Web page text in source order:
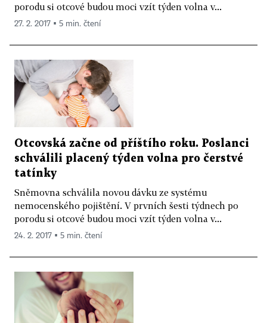
porodu si otcové budou moci vzít týden volna v...
27. 2. 2017 ▪ 5 min. čtení
Otcovská začne od příštího roku. Poslanci
schválili placený týden volna pro čerstvé
tatínky
Sněmovna schválila novou dávku ze systému
nemocenského pojištění. V prvních šesti týdnech po
porodu si otcové budou moci vzít týden volna v...
24. 2. 2017 ▪ 5 min. čtení